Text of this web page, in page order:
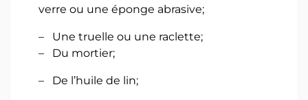
verre ou une éponge abrasive;
– Une truelle ou une raclette;
– Du mortier;
– De l’huile de lin;